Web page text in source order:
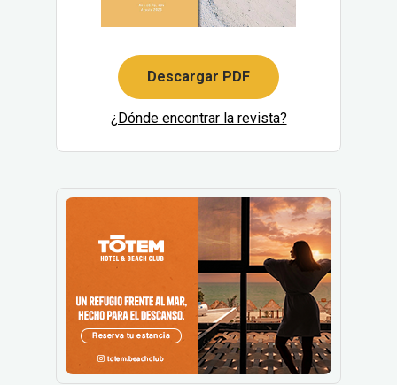
Descargar PDF
¿Dónde encontrar la revista?